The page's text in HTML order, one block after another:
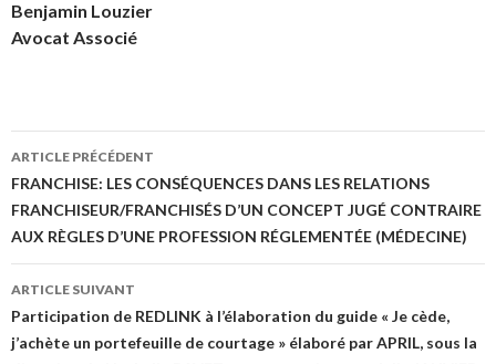
Benjamin Louzier
Avocat Associé
Navigation
des
articles
ARTICLE PRÉCÉDENT
FRANCHISE: LES CONSÉQUENCES DANS LES RELATIONS
FRANCHISEUR/FRANCHISÉS D’UN CONCEPT JUGÉ CONTRAIRE
AUX RÈGLES D’UNE PROFESSION RÉGLEMENTÉE (MÉDECINE)
ARTICLE SUIVANT
Participation de REDLINK à l’élaboration du guide « Je cède,
j’achète un portefeuille de courtage » élaboré par APRIL, sous la